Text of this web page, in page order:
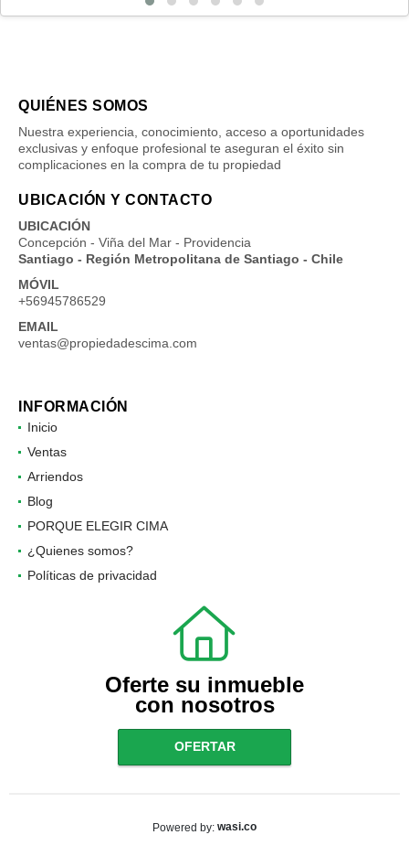
QUIÉNES SOMOS
Nuestra experiencia, conocimiento, acceso a oportunidades
exclusivas y enfoque profesional te aseguran el éxito sin
complicaciones en la compra de tu propiedad
UBICACIÓN Y CONTACTO
UBICACIÓN
Concepción - Viña del Mar - Providencia
Santiago - Región Metropolitana de Santiago - Chile
MÓVIL
+56945786529
EMAIL
ventas@propiedadescima.com
INFORMACIÓN
Inicio
Ventas
Arriendos
Blog
PORQUE ELEGIR CIMA
¿Quienes somos?
Políticas de privacidad
Oferte su inmueble
con nosotros
OFERTAR
Powered by: wasi.co